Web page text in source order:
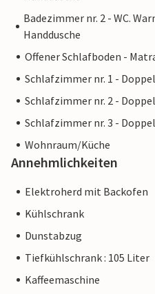
Badezimmer nr. 2 - WC.
Handdusche
Offener Schlafboden -
Schlafzimmer nr. 1 -
Schlafzimmer nr. 2 -
Schlafzimmer nr. 3 -
Wohnraum/Küche
Annehmlichkeiten
Elektroherd mit Backofen
Kühlschrank
Dunstabzug
Tiefkühlschrank : 105 Liter
Kaffeemaschine